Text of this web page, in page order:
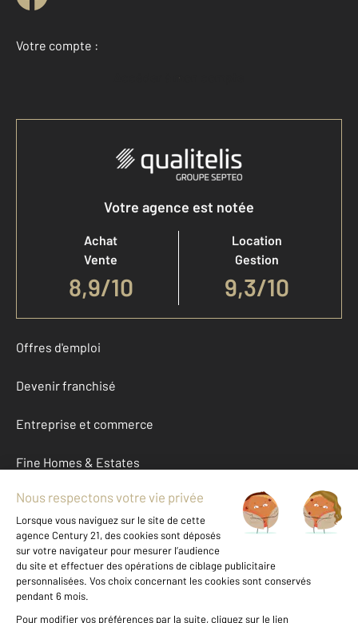
Votre compte :
Accéder à mon compte
Votre agence est notée
Achat
Vente
8,9/10
Location
Gestion
9,3/10
Offres d'emploi
Devenir franchisé
Entreprise et commerce
Fine Homes & Estates
À propos
International
Nous contacter